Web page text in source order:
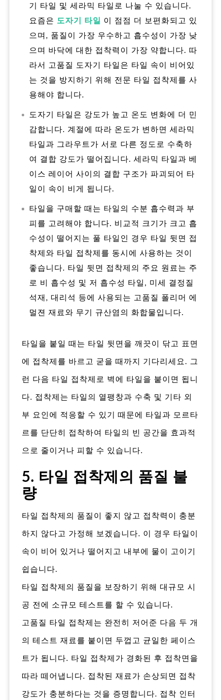
기 타일 및 세라믹 타일로 나눌 수 있습니다.
요즘은 도자기 타일
이 점점 더 보편화되고 있
으며, 품질이 가장 우수하고 흡수성이 가장 낮
으며 바닥에 대한 접착력이 가장 약합니다. 따
라서 고품질 도자기 타일은 타일 속이 비어있
는 것을 방지하기 위해 전문 타일 접착제를 사
용해야 합니다.
도자기 타일은 강도가 높고 온도 변화에 더 민
감합니다. 계절에 따라 온도가 변하면 세라믹
타일과 그라우트가 서로 다른 정도로 수축하
여 결합 강도가 떨어집니다. 세라믹 타일과 베
이스 레이어 사이의 결합 구조가 파괴되어 타
일이 속이 비게 됩니다.
타일을 구매할 때는 타일의 수분 흡수력과 부
피를 고려해야 합니다. 비교적 크기가 크고 흡
수성이 떨어지는 풀 타일인 경우 타일 뒷면 접
착제와 타일 접착제를 동시에 사용하는 것이
좋습니다. 타일 뒷면 접착제의 주요 원료는 주
로 비 흡수성 및 저 흡수성 타일, 미세 결정질
석재, 대리석 등에 사용되는 고품질 폴리머 에
멀젼 재료와 무기 규산염의 화합물입니다.
타일을 붙일 때는 타일 뒷면을 깨끗이 닦고 표면
에 접착제를 바르고 굳을 때까지 기다리세요. 그
런 다음 타일 접착제로 벽에 타일을 붙이면 됩니
다. 접착제는 타일의 열팽창과 수축 및 기타 외
부 요인에 적응할 수 있기 때문에 타일과 모르타
르를 단단히 접착하여 타일의 빈 공간을 효과적
으로 줄이거나 피할 수 있습니다.
5. 타일 접착제의 품질 불
량
타일 접착제의 품질이 좋지 않고 접착력이 충분
하지 않다고 가정해 보겠습니다. 이 경우 타일이
속이 비어 있거나 떨어지고 내부에 물이 고이기
쉽습니다.
타일 접착제의 품질을 보장하기 위해 대규모 시
공 전에 소규모 테스트를 할 수 있습니다.
고품질 타일 접착제는 완전히 저어준 다음 두 개
의 테스트 재료를 붙이면 두껍고 균일한 페이스
트가 됩니다. 타일 접착제가 경화된 후 접착면을
따라 떼어냅니다. 접착된 재료가 손상되면 접착
강도가 충분하다는 것을 증명합니다. 접착 인터